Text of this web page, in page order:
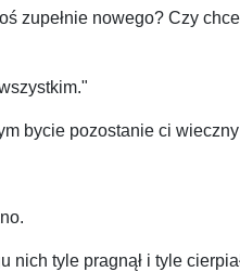
zupełnie nowego? Czy
bycie pozostanie ci
nich tyle pragnął i tyle